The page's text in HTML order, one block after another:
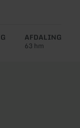
AFDALING
63 hm